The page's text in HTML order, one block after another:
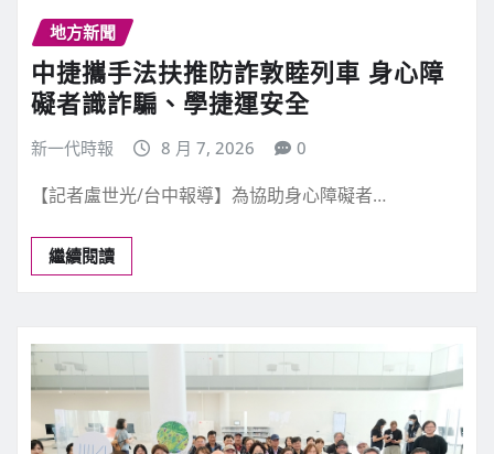
地方新聞
中捷攜手法扶推防詐敦睦列車 身心障
礙者識詐騙、學捷運安全
新一代時報 8 月 7, 2026 0
【記者盧世光/台中報導】為協助身心障礙者…
繼續閱讀